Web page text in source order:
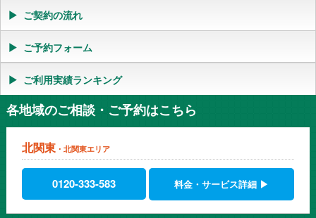
ざいました。（尼崎、医療介護業界）
アメリカ赴任中でしたが一時帰国している間、マンスリーレンタ
カーでトヨタのパッソを借りました。以前1日だけ借りた近くの
大手レンタカー屋さんだとかなり高いため、いろいろ調べで賃貸
自動車さんを見つけました。子供がいて広い車をお願いして、ト
す。ありがとうございました。（西宮市、主婦）
出張のため2ヶ月ほどマンスリーレンタカーを借りました。自社
どいろいろ行くのでニッサンノートを借りました。事前にメール
でやり取りをして予約を済ませて、当日は車の受け渡しだけで時
間もかからずすぐでした。受渡し場所も、出張先近くの三ノ宮駅
で車をもらい、帰りは新神戸で待ち合わせをしてスムーズに返却
もできて良かったです。（神戸市、通信）
ご契約の流れ
ご予約フォーム
ご利用実績ランキング
各地域のご相談・ご予約はこちら
北関東 ・北関東エリア
0120-333-583 料金・サービス詳細 ▶